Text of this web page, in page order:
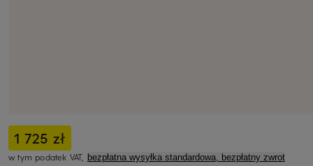
1 725 zł
w tym podatek VAT, bezpłatna wysyłka standardowa, bezpłatny zwrot